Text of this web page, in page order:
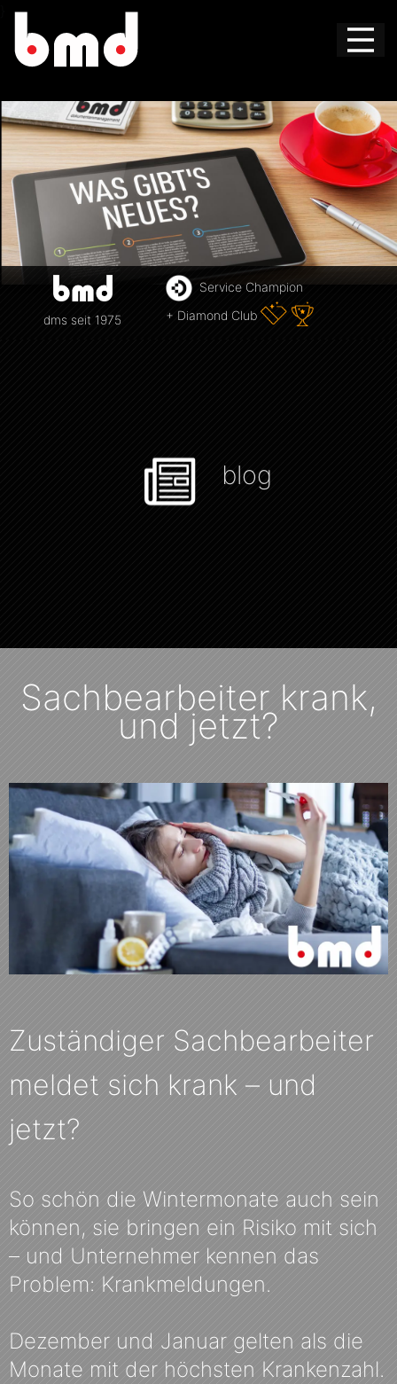
dms seit 1975
Service Champion
+ Diamond Club
blog
Sachbearbeiter krank,
und jetzt?
Zuständiger Sachbearbeiter
meldet sich krank – und
jetzt?
So schön die Wintermonate auch sein
können, sie bringen ein Risiko mit sich
– und Unternehmer kennen das
Problem: Krankmeldungen.
Dezember und Januar gelten als die
Monate mit der höchsten Krankenzahl.